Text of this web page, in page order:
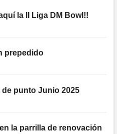
la II Liga DM Bowl!!
prepedido
de punto Junio 2025
la parrilla de renovación